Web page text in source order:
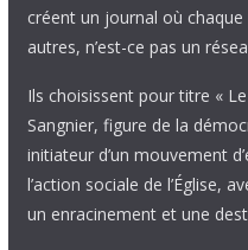
créent un journal où
autres, n’est-ce pas un
Ils choisissent pour titre «
Sangnier, figure de la
initiateur d’un mouvement
l’action sociale de l’Église,
un enracinement et une